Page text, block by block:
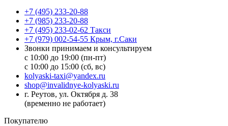
+7 (495) 233-20-88
+7 (985) 233-20-88
+7 (495) 233-02-62 Такси
+7 (979) 002-54-55 Крым, г.Саки
Звонки принимаем и консультируем
с 10:00 до 19:00 (пн-пт)
с 10:00 до 15:00 (сб, вс)
kolyaski-taxi@yandex.ru
shop@invalidnye-kolyaski.ru
г. Реутов, ул. Октября д. 38
(временно не работает)
Покупателю